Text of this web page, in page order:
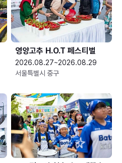
영양고추 H.O.T 페스티벌
2026.08.27~2026.08.29
서울특별시 중구